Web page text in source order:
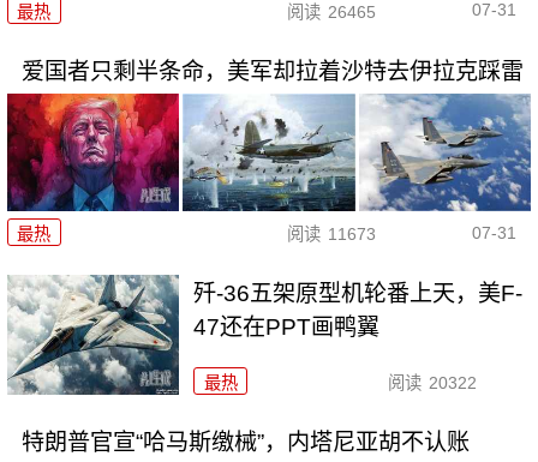
最热 阅读 26465 07-31
爱国者只剩半条命，美军却拉着沙特去伊拉克踩雷
最热 阅读 11673 07-31
歼-36五架原型机轮番上天，美F-
47还在PPT画鸭翼
最热 阅读 20322
特朗普官宣“哈马斯缴械”，内塔尼亚胡不认账